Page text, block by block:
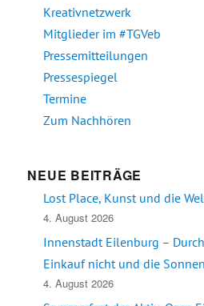
Kreativnetzwerk
Mitglieder im #TGVeb
Pressemitteilungen
Pressespiegel
Termine
Zum Nachhören
NEUE BEITRÄGE
Lost Place, Kunst und die
4. August 2026
Innenstadt Eilenburg –
Einkauf nicht und die
4. August 2026